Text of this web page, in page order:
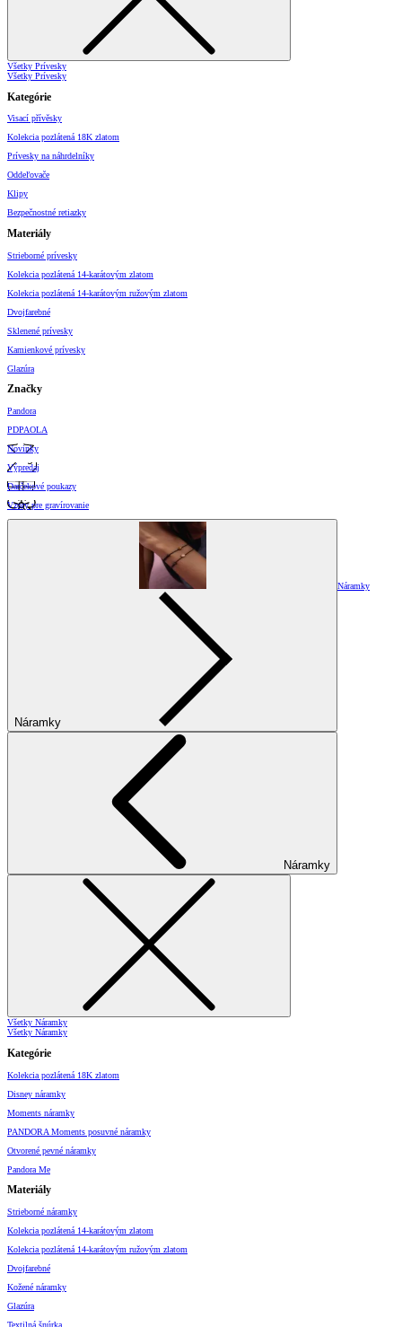
Všetky Prívesky
Všetky Prívesky
Kategórie
Visací přívěsky
Kolekcia pozlátená 18K zlatom
Prívesky na náhrdelníky
Oddeľovače
Klipy
Bezpečnostné retiazky
Materiály
Strieborné prívesky
Kolekcia pozlátená 14-karátovým zlatom
Kolekcia pozlátená 14-karátovým ružovým zlatom
Dvojfarebné
Sklenené prívesky
Kamienkové prívesky
Glazúra
Značky
Pandora
PDPAOLA
Novinky
Výpredaj
Darčekové poukazy
Vzory pre gravírovanie
Náramky
Náramky
Náramky
Všetky Náramky
Všetky Náramky
Kategórie
Kolekcia pozlátená 18K zlatom
Disney náramky
Moments náramky
PANDORA Moments posuvné náramky
Otvorené pevné náramky
Pandora Me
Materiály
Strieborné náramky
Kolekcia pozlátená 14-karátovým zlatom
Kolekcia pozlátená 14-karátovým ružovým zlatom
Dvojfarebné
Kožené náramky
Glazúra
Textilná šnúrka